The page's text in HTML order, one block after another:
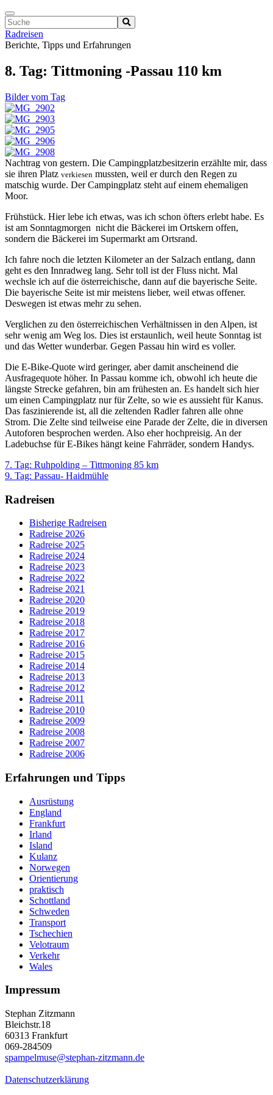
Navigation
ein-/ausschalten
Radreisen
Berichte, Tipps und Erfahrungen
8. Tag: Tittmoning -Passau 110 km
Bilder vom Tag
Nachtrag von gestern. Die Campingplatzbesitzerin erzählte mir, dass
sie ihren Platz verkiesen mussten, weil er durch den Regen zu
matschig wurde. Der Campingplatz steht auf einem ehemaligen
Moor.
Frühstück. Hier lebe ich etwas, was ich schon öfters erlebt habe. Es
ist am Sonntagmorgen nicht die Bäckerei im Ortskern offen,
sondern die Bäckerei im Supermarkt am Ortsrand.
Ich fahre noch die letzten Kilometer an der Salzach entlang, dann
geht es den Innradweg lang. Sehr toll ist der Fluss nicht. Mal
wechsle ich auf die österreichische, dann auf die bayerische Seite.
Die bayerische Seite ist mir meistens lieber, weil etwas offener.
Deswegen ist etwas mehr zu sehen.
Verglichen zu den österreichischen Verhältnissen in den Alpen, ist
sehr wenig am Weg los. Dies ist erstaunlich, weil heute Sonntag ist
und das Wetter wunderbar. Gegen Passau hin wird es voller.
Die E-Bike-Quote wird geringer, aber damit anscheinend die
Ausfragequote höher. In Passau komme ich, obwohl ich heute die
längste Strecke gefahren, bin am frühesten an. Es handelt sich hier
um einen Campingplatz nur für Zelte, so wie es aussieht für Kanus.
Das faszinierende ist, all die zeltenden Radler fahren alle ohne
Strom. Die Zelte sind teilweise eine Parade der Zelte, die in diversen
Autoforen besprochen werden. Also eher hochpreisig. An der
Ladebuchse für E-Bikes hängt keine Fahrräder, sondern Handys.
7. Tag: Ruhpolding – Tittmoning 85 km
9. Tag: Passau- Haidmühle
Radreisen
Bisherige Radreisen
Radreise 2026
Radreise 2025
Radreise 2024
Radreise 2023
Radreise 2022
Radreise 2021
Radreise 2020
Radreise 2019
Radreise 2018
Radreise 2017
Radreise 2016
Radreise 2015
Radreise 2014
Radreise 2013
Radreise 2012
Radreise 2011
Radreise 2010
Radreise 2009
Radreise 2008
Radreise 2007
Radreise 2006
Erfahrungen und Tipps
Ausrüstung
England
Frankfurt
Irland
Island
Kulanz
Norwegen
Orientierung
praktisch
Schottland
Schweden
Transport
Tschechien
Velotraum
Verkehr
Wales
Impressum
Stephan Zitzmann
Bleichstr.18
60313 Frankfurt
069-284509
spampelmuse@stephan-zitzmann.de
Datenschutzerklärung